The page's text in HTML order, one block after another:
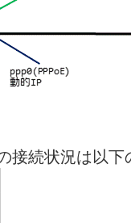
接続状況は以下